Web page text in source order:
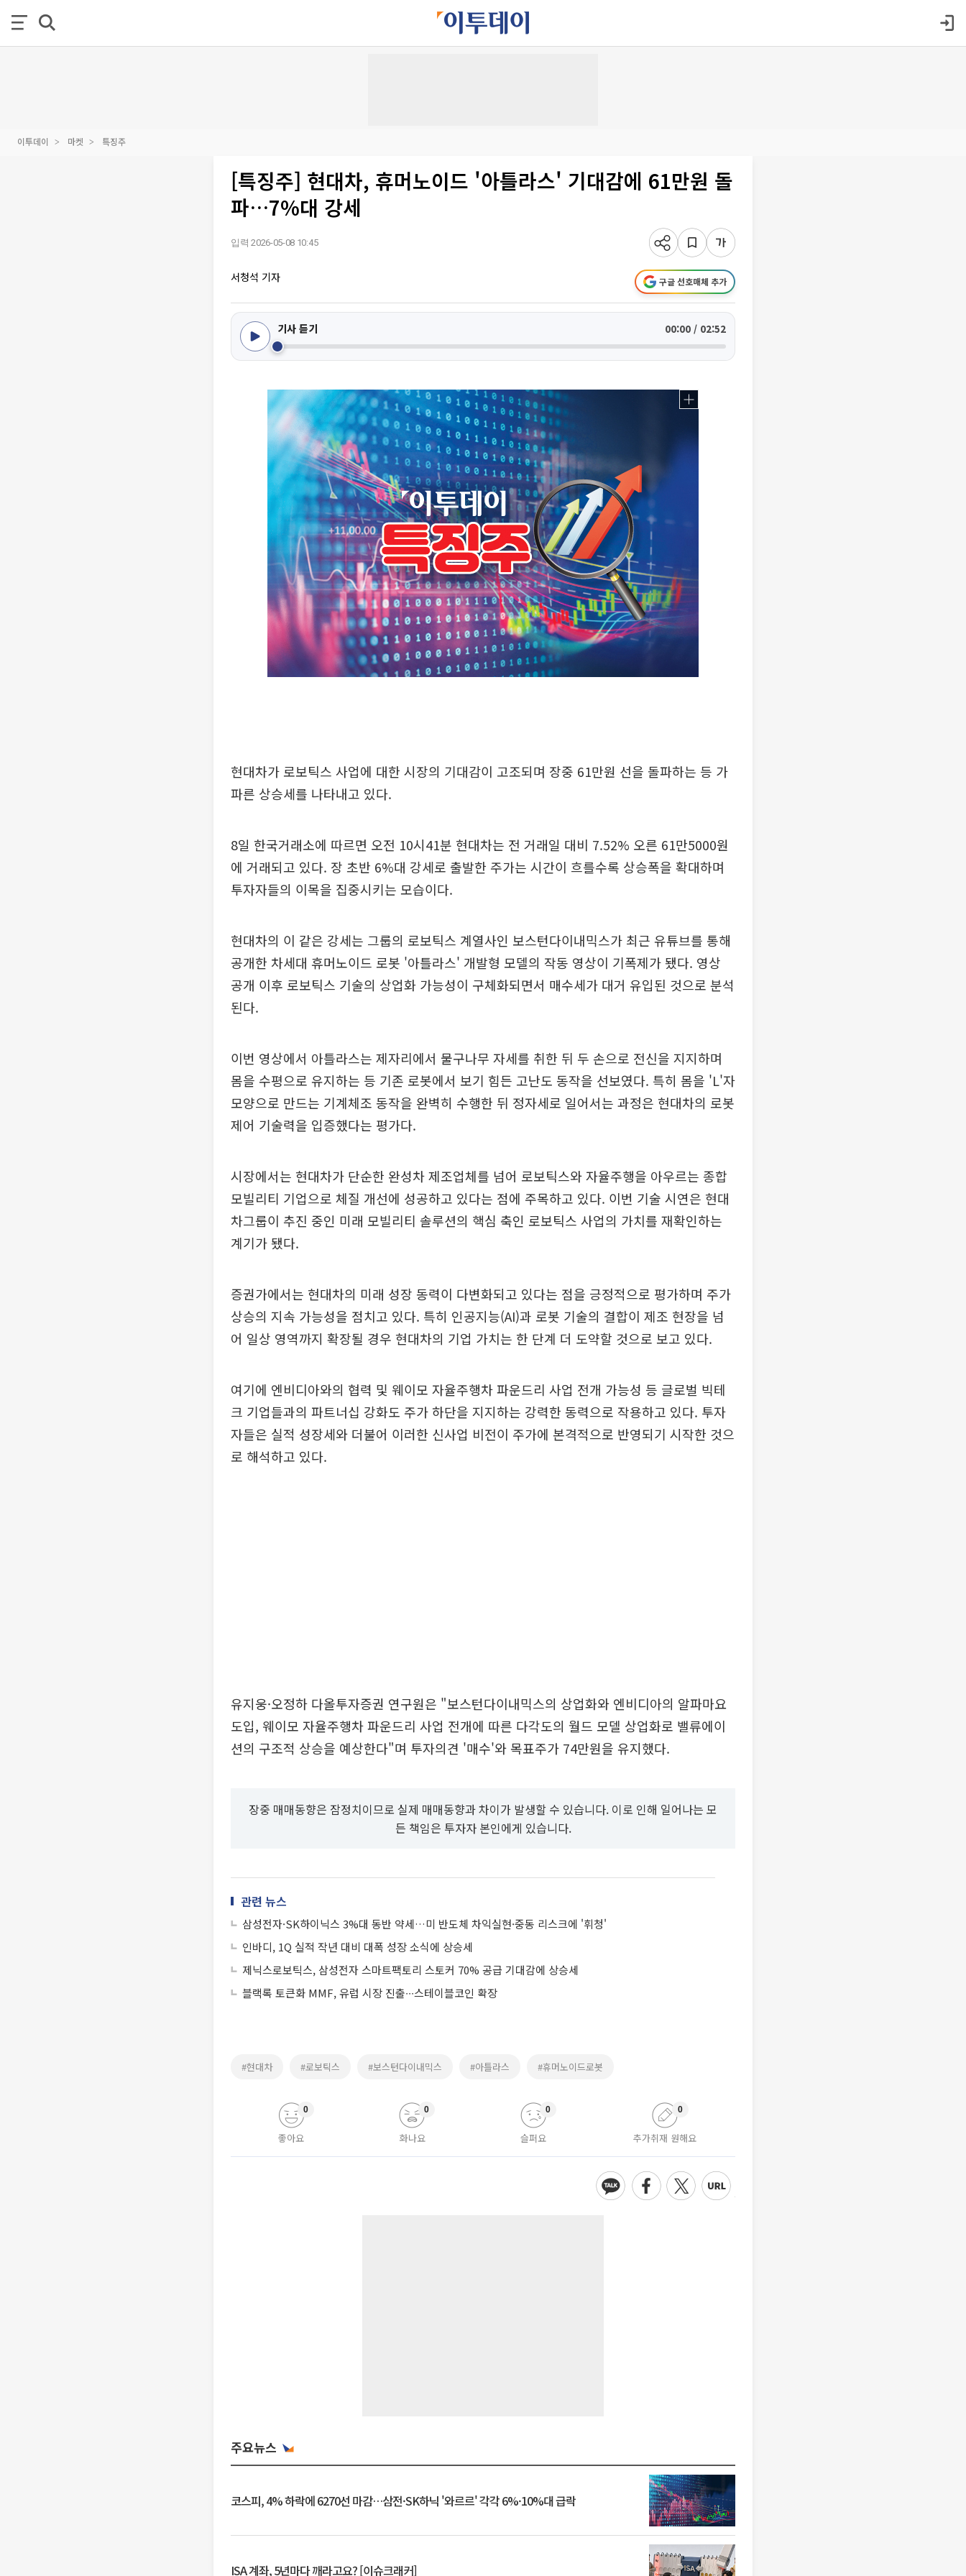
이투데이 마켓 특징주
[특징주] 현대차, 휴머노이드 '아틀라스' 기대감에 61만원 돌
파…7%대 강세
입력 2026-05-08 10:45
서청석 기자 구글 선호매체 추가
기사 듣기 00:00 / 02:52
현대차가 로보틱스 사업에 대한 시장의 기대감이 고조되며 장중 61만원 선을 돌파하는 등 가
파른 상승세를 나타내고 있다.
8일 한국거래소에 따르면 오전 10시41분 현대차는 전 거래일 대비 7.52% 오른 61만5000원
에 거래되고 있다. 장 초반 6%대 강세로 출발한 주가는 시간이 흐를수록 상승폭을 확대하며
투자자들의 이목을 집중시키는 모습이다.
현대차의 이 같은 강세는 그룹의 로보틱스 계열사인 보스턴다이내믹스가 최근 유튜브를 통해
공개한 차세대 휴머노이드 로봇 '아틀라스' 개발형 모델의 작동 영상이 기폭제가 됐다. 영상
공개 이후 로보틱스 기술의 상업화 가능성이 구체화되면서 매수세가 대거 유입된 것으로 분석
된다.
이번 영상에서 아틀라스는 제자리에서 물구나무 자세를 취한 뒤 두 손으로 전신을 지지하며
몸을 수평으로 유지하는 등 기존 로봇에서 보기 힘든 고난도 동작을 선보였다. 특히 몸을 'L'자
모양으로 만드는 기계체조 동작을 완벽히 수행한 뒤 정자세로 일어서는 과정은 현대차의 로봇
제어 기술력을 입증했다는 평가다.
시장에서는 현대차가 단순한 완성차 제조업체를 넘어 로보틱스와 자율주행을 아우르는 종합
모빌리티 기업으로 체질 개선에 성공하고 있다는 점에 주목하고 있다. 이번 기술 시연은 현대
차그룹이 추진 중인 미래 모빌리티 솔루션의 핵심 축인 로보틱스 사업의 가치를 재확인하는
계기가 됐다.
증권가에서는 현대차의 미래 성장 동력이 다변화되고 있다는 점을 긍정적으로 평가하며 주가
상승의 지속 가능성을 점치고 있다. 특히 인공지능(AI)과 로봇 기술의 결합이 제조 현장을 넘
어 일상 영역까지 확장될 경우 현대차의 기업 가치는 한 단계 더 도약할 것으로 보고 있다.
여기에 엔비디아와의 협력 및 웨이모 자율주행차 파운드리 사업 전개 가능성 등 글로벌 빅테
크 기업들과의 파트너십 강화도 주가 하단을 지지하는 강력한 동력으로 작용하고 있다. 투자
자들은 실적 성장세와 더불어 이러한 신사업 비전이 주가에 본격적으로 반영되기 시작한 것으
로 해석하고 있다.
유지웅·오정하 다올투자증권 연구원은 "보스턴다이내믹스의 상업화와 엔비디아의 알파마요
도입, 웨이모 자율주행차 파운드리 사업 전개에 따른 다각도의 월드 모델 상업화로 밸류에이
션의 구조적 상승을 예상한다"며 투자의견 '매수'와 목표주가 74만원을 유지했다.
장중 매매동향은 잠정치이므로 실제 매매동향과 차이가 발생할 수 있습니다. 이로 인해 일어나는 모
든 책임은 투자자 본인에게 있습니다.
관련 뉴스
삼성전자·SK하이닉스 3%대 동반 약세…미 반도체 차익실현·중동 리스크에 '휘청'
인바디, 1Q 실적 작년 대비 대폭 성장 소식에 상승세
제닉스로보틱스, 삼성전자 스마트팩토리 스토커 70% 공급 기대감에 상승세
블랙록 토큰화 MMF, 유럽 시장 진출∙∙∙스테이블코인 확장
#현대차 #로보틱스 #보스턴다이내믹스 #아틀라스 #휴머노이드로봇
좋아요
0
화나요
0
슬퍼요
0
추가취재 원해요
0
주요뉴스
코스피, 4% 하락에 6270선 마감…삼전·SK하닉 '와르르' 각각 6%·10%대 급락
ISA 계좌, 5년마다 깨라고요? [이슈크래커]